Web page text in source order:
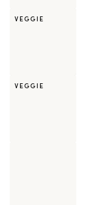
VEGGIE
VEGGIE